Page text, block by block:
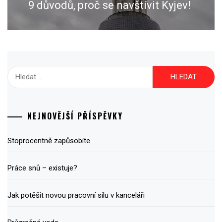
Next
9 důvodů, proč se navštívit Kyjev!
NEJNOVĚJŠÍ PŘÍSPĚVKY
Stoprocentně zapůsobíte
Práce snů – existuje?
Jak potěšit novou pracovní sílu v kanceláři